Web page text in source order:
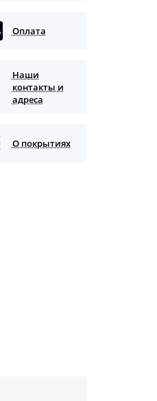
Оплата
Наши
контакты и
адреса
О покрытиях